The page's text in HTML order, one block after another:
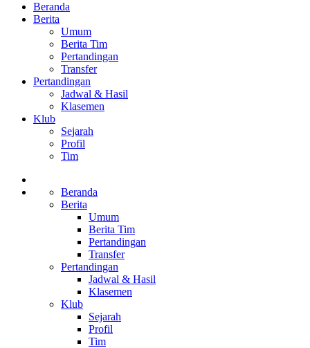
Beranda
Berita
Umum
Berita Tim
Pertandingan
Transfer
Pertandingan
Jadwal & Hasil
Klasemen
Klub
Sejarah
Profil
Tim
Beranda
Berita
Umum
Berita Tim
Pertandingan
Transfer
Pertandingan
Jadwal & Hasil
Klasemen
Klub
Sejarah
Profil
Tim